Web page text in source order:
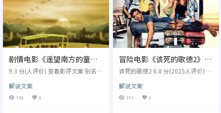
剧情电影《遥望南方的童
年》影视解说文案/片源
9.3 分(人评价) 查看影评文案 别名：
南方的童年, 导演: 易寒 演员: 易志
兵,何伟欣,谢媛 类型:剧情 制片国家/
地区:中国大陆 年份: 2007 由于父母
解说文案
190 0
冒险电影《该死的歌德2》电
影解说文案/片源
该死的歌德2 6.8 分(2025人评价) 查
命教书匠2,F*ck You, Goethe 2,Suc
k Me Shakespeer 2, Fack ju Ghte 2
导演: 博拉达格特肯 演员: 埃利亚斯
解说文案
191 0